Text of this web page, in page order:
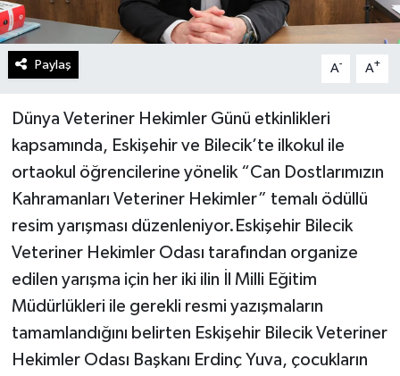
Paylaş A- A+
​Dünya Veteriner Hekimler Günü etkinlikleri
kapsamında, Eskişehir ve Bilecik’te ilkokul ile
ortaokul öğrencilerine yönelik “Can Dostlarımızın
Kahramanları Veteriner Hekimler” temalı ödüllü
resim yarışması düzenleniyor.Eskişehir Bilecik
Veteriner Hekimler Odası tarafından organize
edilen yarışma için her iki ilin İl Milli Eğitim
Müdürlükleri ile gerekli resmi yazışmaların
tamamlandığını belirten Eskişehir Bilecik Veteriner
Hekimler Odası Başkanı Erdinç Yuva, çocukların
Spor
Teknoloji
Yaşam